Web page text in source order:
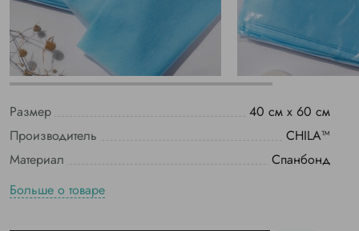
Размер
40 см х 60 см
Производитель
CHILA™
Материал
Спанбонд
Больше о товаре